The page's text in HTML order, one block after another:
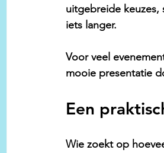
uitgebreide
iets langer.
Voor veel
mooie presentatie
Een
Wie zoekt op